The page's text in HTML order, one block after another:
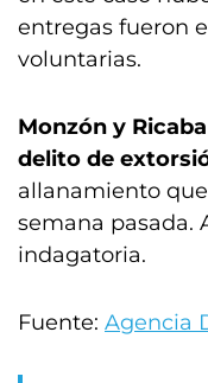
entregas fueron
voluntarias.
Monzón y
delito de
allanamiento
semana pasada.
indagatoria.
Fuente: Agencia